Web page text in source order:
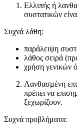
Ελλιπής ή
συστατικών
Συχνά λάθη:
παράλειψη
λάθος σειρά
χρήση γενικών
Λανθασμένη
πρέπει να
ξεχωρίζουν.
Συχνά προβλήματα: